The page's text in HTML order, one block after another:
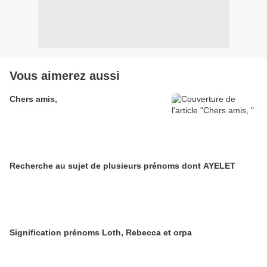
Vous aimerez aussi
Chers amis,
Recherche au sujet de plusieurs prénoms dont AYELET
Signification prénoms Loth, Rebecca et orpa